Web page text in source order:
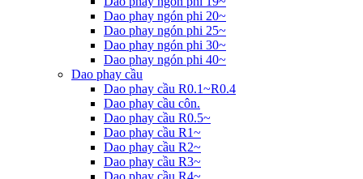
Dao phay ngón phi 20~
Dao phay ngón phi 25~
Dao phay ngón phi 30~
Dao phay ngón phi 40~
Dao phay cầu
Dao phay cầu R0.1~R0.4
Dao phay cầu côn.
Dao phay cầu R0.5~
Dao phay cầu R1~
Dao phay cầu R2~
Dao phay cầu R3~
Dao phay cầu R4~